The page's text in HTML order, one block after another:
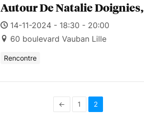
Autour De Natalie Doignies,
Figure De L’Église De Lille
14-11-2024 - 18:30 - 20:00
60 boulevard Vauban Lille
Rencontre
← 1 2